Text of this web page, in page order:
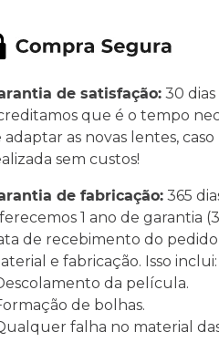
de satisfação:30 dias
que é o tempo
adaptar as novas lentes,
sem custos!
de fabricação:365
1 ano de garantia
de recebimento do
e fabricação. Isso inclui:
da película.
de bolhas.
falha no material